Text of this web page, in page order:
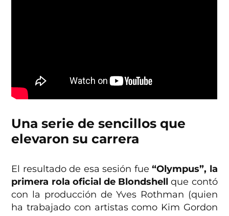
Una serie de sencillos que
elevaron su carrera
El resultado de esa sesión fue“Olympus”, la
primera rola oficial de Blondshellque contó
con la producción de Yves Rothman (quien
ha trabajado con artistas como Kim Gordon